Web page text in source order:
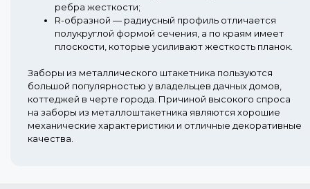
ребра жесткости;
R-образной — радиусный профиль отличается
полукруглой формой сечения, а по краям имеет
плоскости, которые усиливают жесткость планок.
Заборы из металлического штакетника пользуются
большой популярностью у владельцев дачных домов,
коттеджей в черте города. Причиной высокого спроса
на заборы из металлоштакетника являются хорошие
механические характеристики и отличные декоративные
качества.